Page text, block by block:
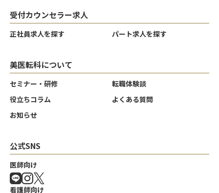
受付カウンセラー求人
正社員求人を探す パート求人を探す
美医転科について
セミナー・研修
転職体験談
役立ちコラム
よくある質問
お知らせ
公式SNS
医師向け
看護師向け